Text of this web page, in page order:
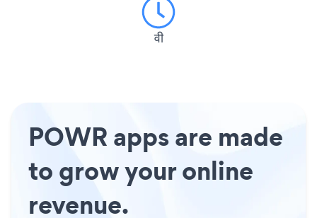
वी
POWR apps are made
to grow your online
revenue.